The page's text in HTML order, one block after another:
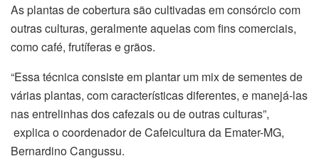
As plantas de cobertura são cultivadas em consórcio com
outras culturas, geralmente aquelas com fins comerciais,
como café, frutíferas e grãos.
“Essa técnica consiste em plantar um mix de sementes de
várias plantas, com características diferentes, e manejá-las
nas entrelinhas dos cafezais ou de outras culturas”,
explica o coordenador de Cafeicultura da Emater-MG,
Bernardino Cangussu.